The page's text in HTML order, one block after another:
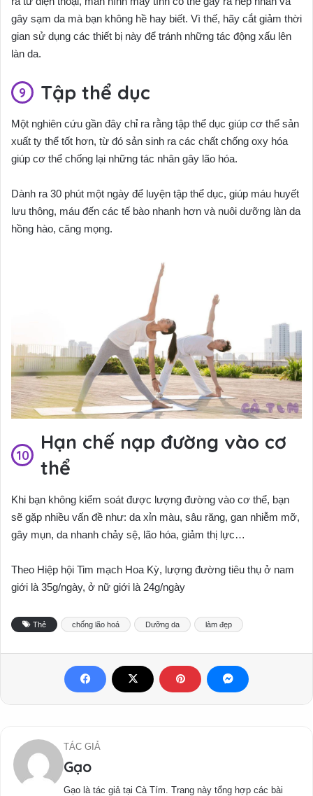
gây sạm da mà bạn không hề hay biết. Vì thế, hãy cắt giảm thời
gian sử dụng các thiết bị này để tránh những tác động xấu lên
làn da.
Tập thể dục
Một nghiên cứu gần đây chỉ ra rằng tập thể dục giúp cơ thể sản
xuất ty thể tốt hơn, từ đó sản sinh ra các chất chống oxy hóa
giúp cơ thể chống lại những tác nhân gây lão hóa.
Dành ra 30 phút một ngày để luyện tập thể dục, giúp máu huyết
lưu thông, máu đến các tế bào nhanh hơn và nuôi dưỡng làn da
hồng hào, căng mọng.
Hạn chế nạp đường vào cơ
thể
Khi bạn không kiểm soát được lượng đường vào cơ thể, bạn
sẽ gặp nhiều vấn đề như: da xỉn màu, sâu răng, gan nhiễm mỡ,
gây mụn, da nhanh chảy sệ, lão hóa, giảm thị lực…
Theo Hiệp hội Tim mạch Hoa Kỳ, lượng đường tiêu thụ ở nam
giới là 35g/ngày, ở nữ giới là 24g/ngày
Thẻ chống lão hoá Dưỡng da làm đẹp
TÁC GIẢ
Gạo
Gạo là tác giả tại Cà Tím. Trang này tổng hợp các bài